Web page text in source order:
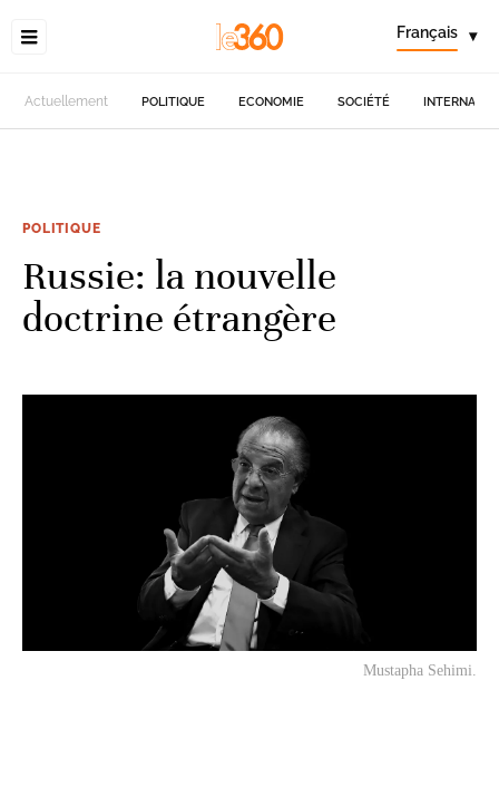
Français ▾
Actuellement POLITIQUE ECONOMIE SOCIÉTÉ
POLITIQUE
Russie: la nouvelle
doctrine étrangère
Mustapha Sehimi.